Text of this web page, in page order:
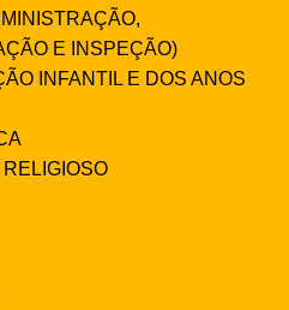
E INSPEÇÃO)
INFANTIL E DOS ANOS